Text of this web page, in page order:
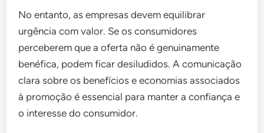
No entanto, as empresas devem equilibrar
urgência com valor. Se os consumidores
perceberem que a oferta não é genuinamente
benéfica, podem ficar desiludidos. A comunicação
clara sobre os benefícios e economias associados
à promoção é essencial para manter a confiança e
o interesse do consumidor.